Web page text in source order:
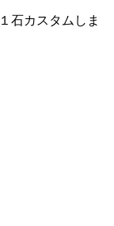
石カスタムしま